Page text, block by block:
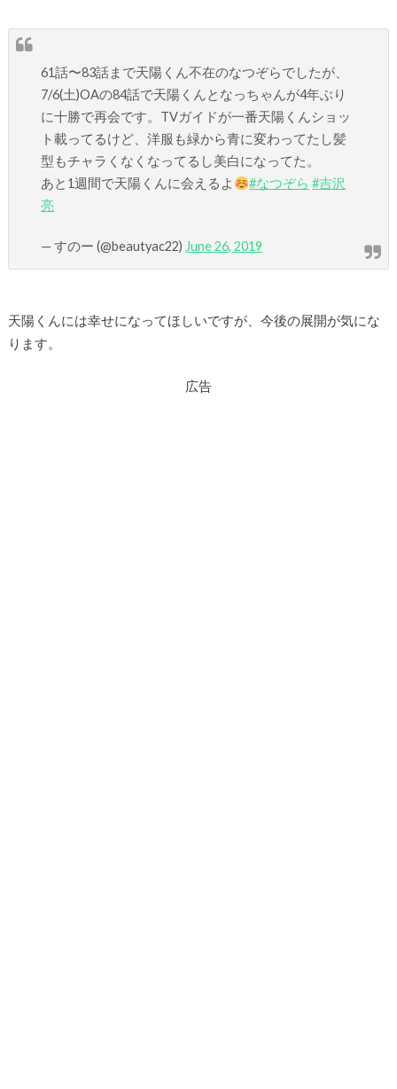
61話〜83話まで天陽くん不在のなつぞらでしたが、
7/6(土)OAの84話で天陽くんとなっちゃんが4年ぶり
に十勝で再会です。TVガイドが一番天陽くんショッ
ト載ってるけど、洋服も緑から青に変わってたし髪
型もチャラくなくなってるし美白になってた。
あと1週間で天陽くんに会えるよ
#なつぞら #吉沢
亮
— すのー (@beautyac22)June 26, 2019
天陽くんには幸せになってほしいですが、今後の展開が気にな
ります。
広告